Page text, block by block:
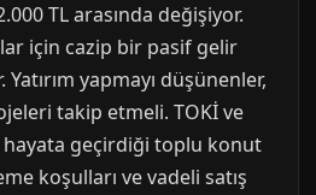
TL arasında değişiyor.
için cazip bir pasif gelir
yapmayı düşünenler,
takip etmeli. TOKİ ve
geçirdiği toplu konut
koşulları ve vadeli satış